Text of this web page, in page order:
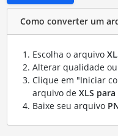
Como converter um
Escolha o arquivo
Alterar qualidade
Clique em "Iniciar
arquivo de XLS para
Baixe seu arquivo